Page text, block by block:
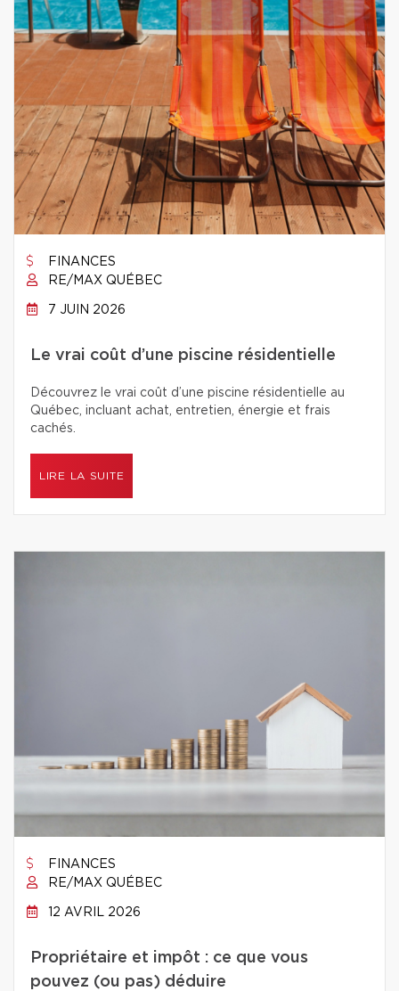
FINANCES
RE/MAX QUÉBEC
7 JUIN 2026
Le vrai coût d’une piscine résidentielle
Découvrez le vrai coût d’une piscine résidentielle au
Québec, incluant achat, entretien, énergie et frais
cachés.
LIRE LA SUITE
FINANCES
RE/MAX QUÉBEC
12 AVRIL 2026
Propriétaire et impôt : ce que vous
pouvez (ou pas) déduire